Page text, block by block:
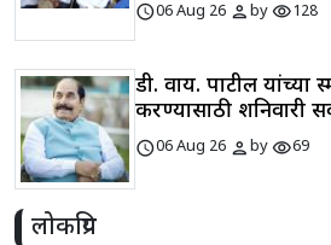
schedule06 Aug 26 personbyvisibility128
डी. वाय. पाटील यांच्या
करण्यासाठी शनिवारी
schedule06 Aug 26 personbyvisibility69
लोकप्रिय